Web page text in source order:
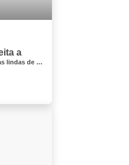
a
Portugal é extraordinário! E tem praias lindas de norte a sul, praia dos gualapinhos em Setubal foi eleita a melhor de 2017, mas tem mai...